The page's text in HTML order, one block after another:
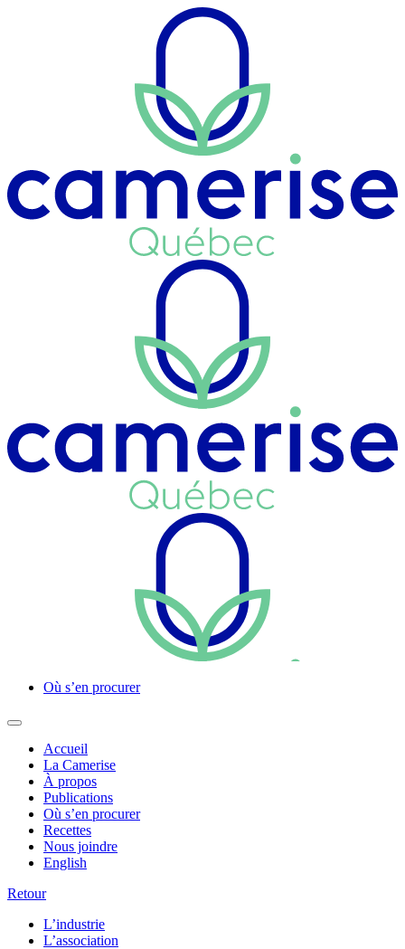
Où s’en procurer
Accueil
La Camerise
À propos
Publications
Où s’en procurer
Recettes
Nous joindre
English
Retour
L’industrie
L’association